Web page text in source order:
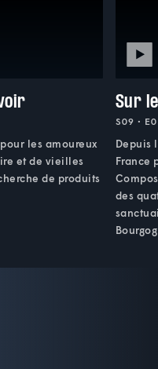
les amoureux
et de vieilles
de produits
Sur
S09 •
Depuis
France
des